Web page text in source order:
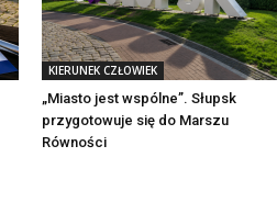
KIERUNEK CZŁOWIEK
„Miasto jest wspólne”. Słupsk
przygotowuje się do Marszu
Równości